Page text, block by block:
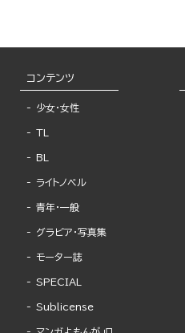
コンテンツ
少女・女性
TL
BL
ライトノベル
青年・一般
グラビア・写真集
モーター誌
SPECIAL
Sublicense